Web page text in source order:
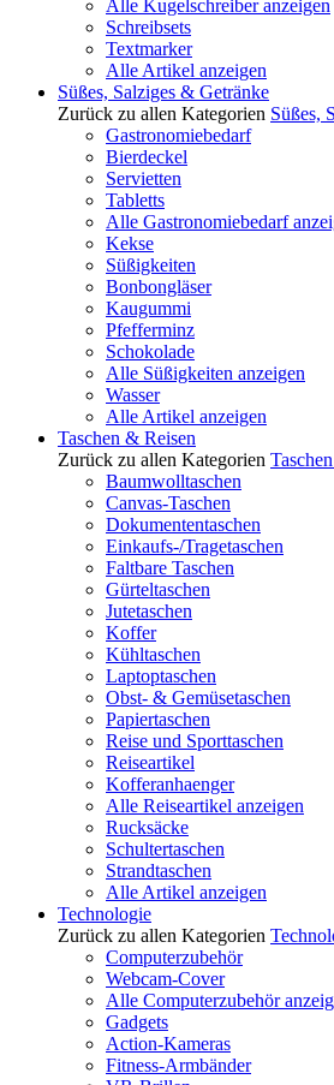
Alle Kugelschreiber anzeigen
Schreibsets
Textmarker
Alle Artikel anzeigen
Süßes, Salziges & Getränke
Zurück zu allen Kategorien Süßes,
Gastronomiebedarf
Bierdeckel
Servietten
Tabletts
Alle Gastronomiebedarf
Kekse
Süßigkeiten
Bonbongläser
Kaugummi
Pfefferminz
Schokolade
Alle Süßigkeiten anzeigen
Wasser
Alle Artikel anzeigen
Taschen & Reisen
Zurück zu allen Kategorien
Baumwolltaschen
Canvas-Taschen
Dokumententaschen
Einkaufs-/Tragetaschen
Faltbare Taschen
Gürteltaschen
Jutetaschen
Koffer
Kühltaschen
Laptoptaschen
Obst- & Gemüsetaschen
Papiertaschen
Reise und Sporttaschen
Reiseartikel
Kofferanhaenger
Alle Reiseartikel anzeigen
Rucksäcke
Schultertaschen
Strandtaschen
Alle Artikel anzeigen
Technologie
Zurück zu allen Kategorien
Computerzubehör
Webcam-Cover
Alle Computerzubehör
Gadgets
Action-Kameras
Fitness-Armbänder